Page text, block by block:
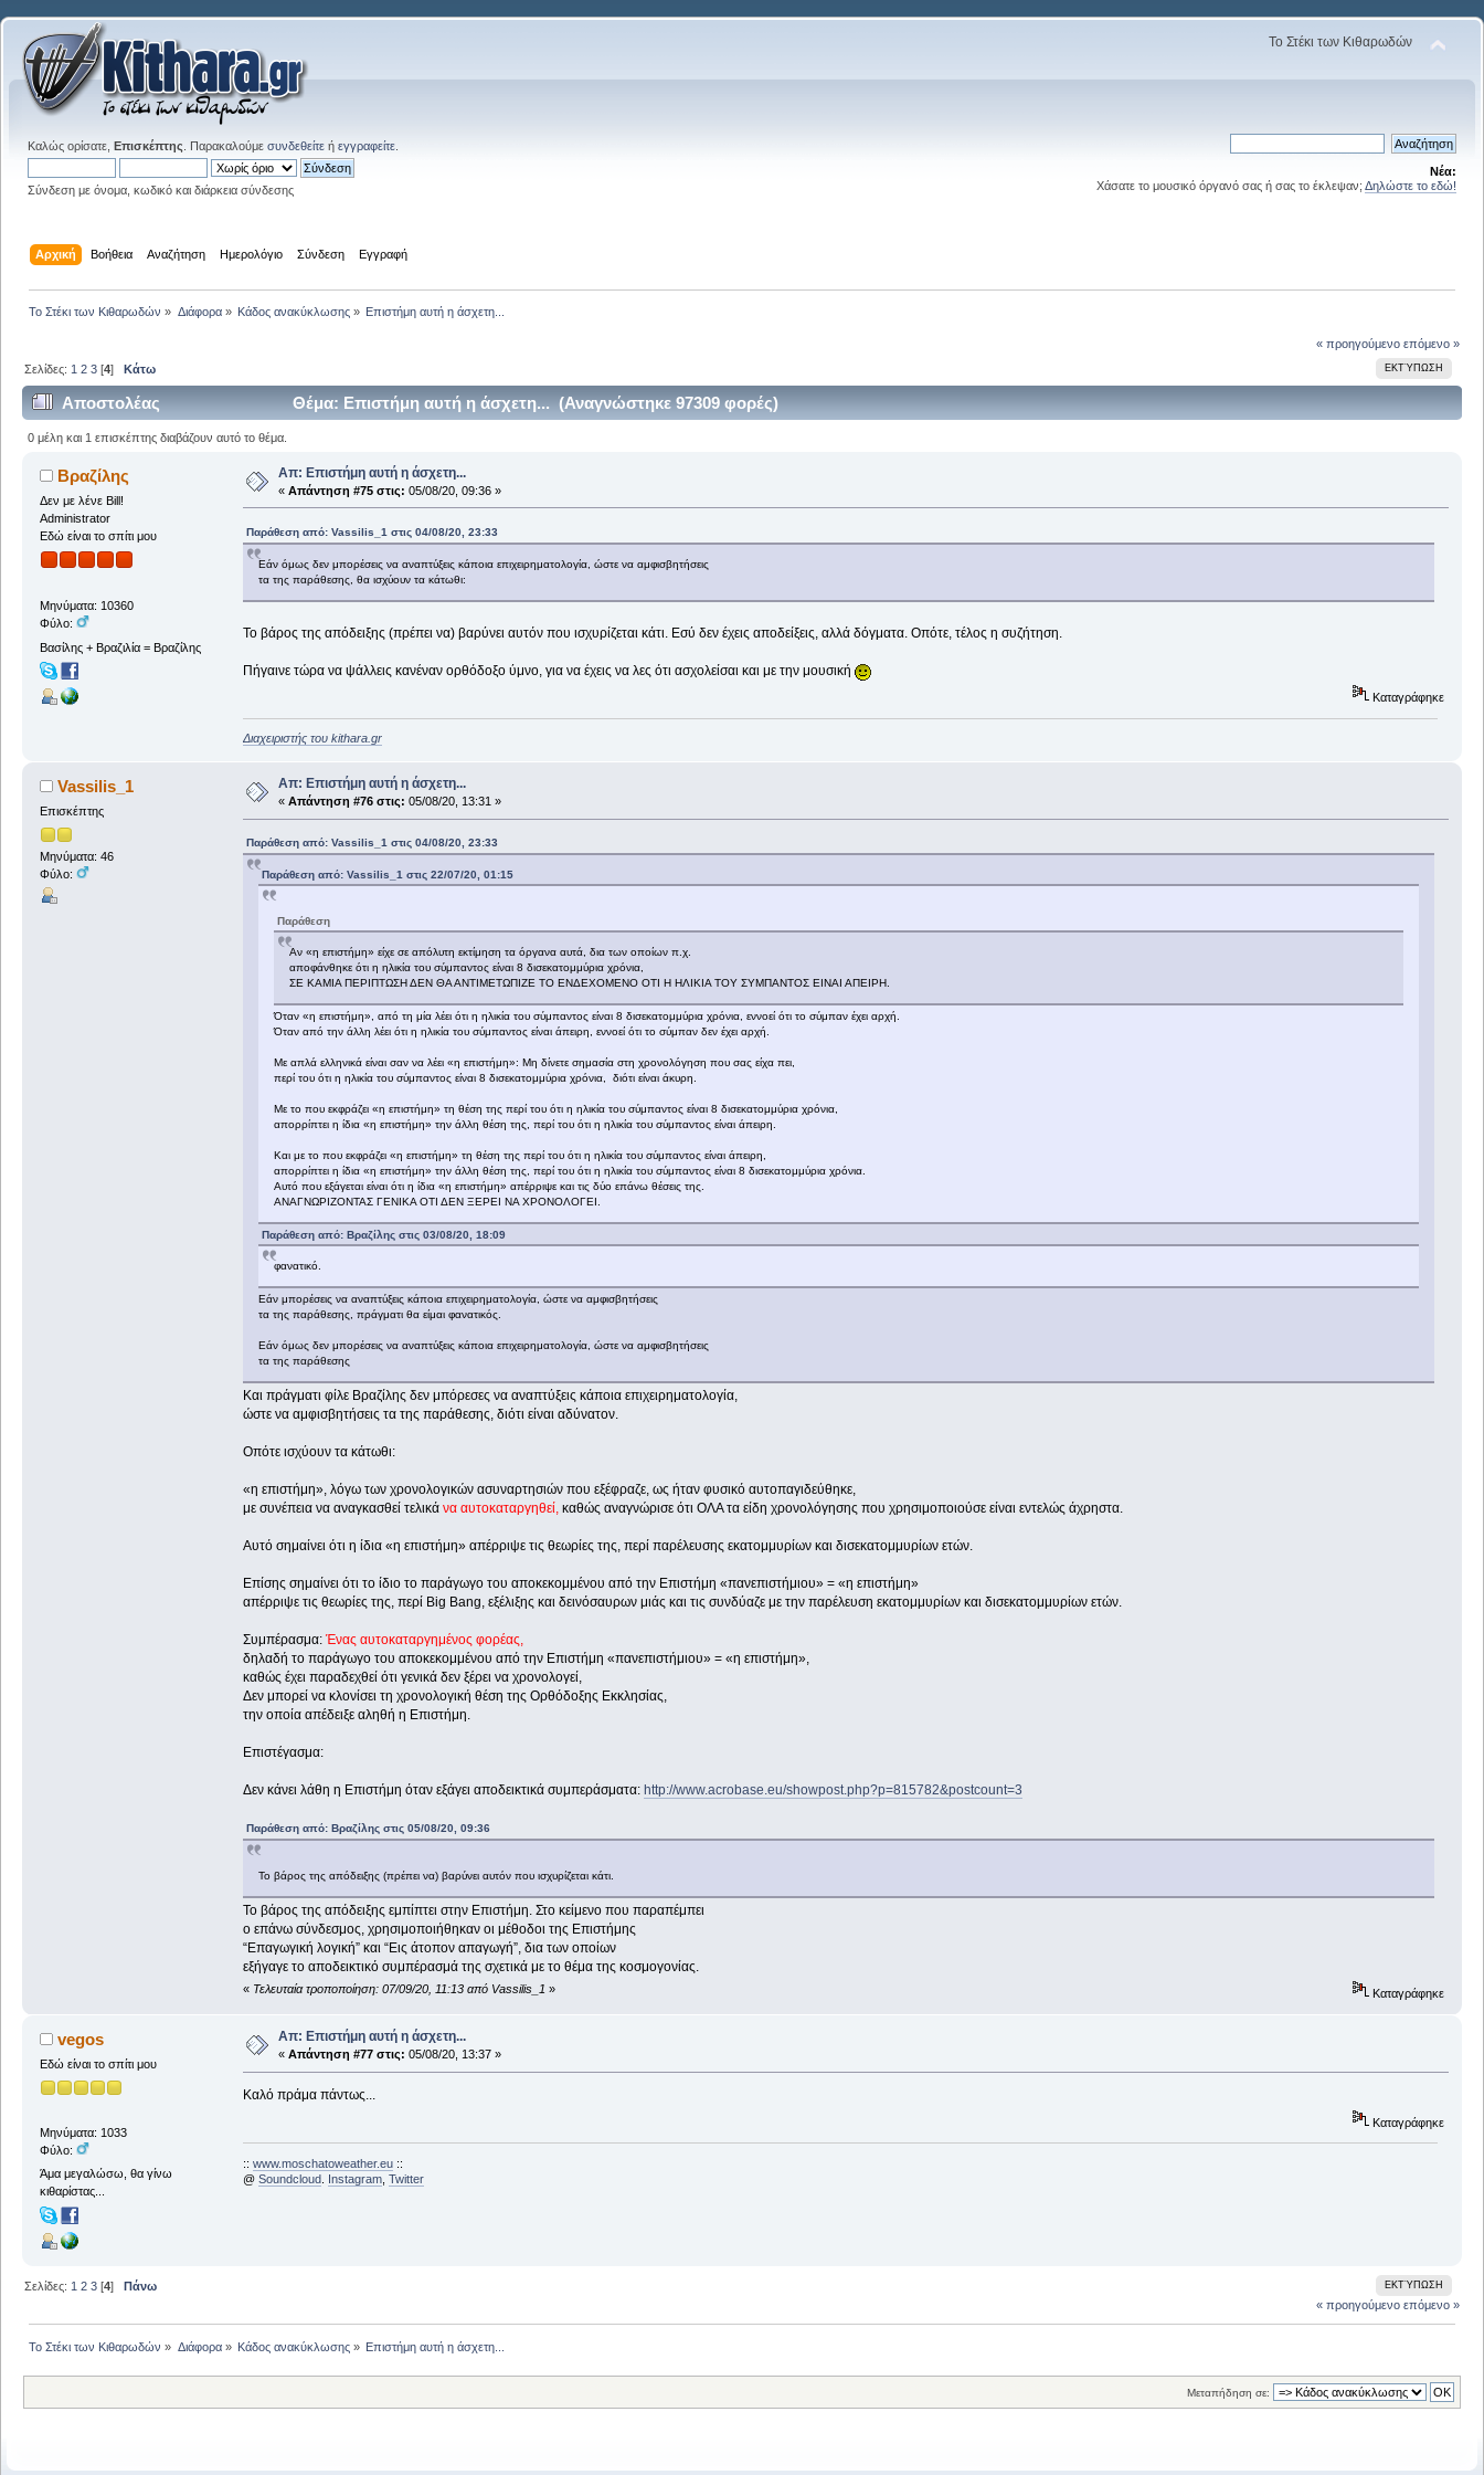
Το Στέκι των Κιθαρωδών
Καλώς ορίσατε, Επισκέπτης . Παρακαλούμε συνδεθείτε ή εγγραφείτε
Σύνδεση με όνομα, κωδικό και διάρκεια σύνδεσης
Νέα:
Χάσατε το μουσικό όργανό σας ή σας το έκλεψαν; Δηλώστε το εδώ!
Αρχική Βοήθεια Αναζήτηση Ημερολόγιο Σύνδεση Εγγραφή
Το Στέκι των Κιθαρωδών » Διάφορα» Κάδος ανακύκλωσης» Επιστήμη αυτή η άσχετη...
« προηγούμενο επόμενο »
ΕΚΤΎΠΩΣΗ
Σελίδες: 1 2 3 [4]Κάτω
Αποστολέας Θέμα: Επιστήμη αυτή η άσχετη... (Αναγνώστηκε 97309 φορές)
0 μέλη και 1 επισκέπτης διαβάζουν αυτό το θέμα.
Βραζίλης
Δεν με λένε Bill!
Administrator
Εδώ είναι το σπίτι μου
Μηνύματα: 10360
Φύλο:
Βασίλης + Βραζιλία = Βραζίλης
Απ: Επιστήμη αυτή η άσχετη...
« Απάντηση #75 στις: 05/08/20, 09:36 »
Παράθεση από: Vassilis_1 στις 04/08/20, 23:33
Εάν όμως δεν μπορέσεις να αναπτύξεις κάποια επιχειρηματολογία, ώστε να αμφισβητήσεις
τα της παράθεσης, θα ισχύουν τα κάτωθι:
Το βάρος της απόδειξης (πρέπει να) βαρύνει αυτόν που ισχυρίζεται κάτι. Εσύ δεν έχεις αποδείξεις, αλλά δόγματα. Οπότε, τέλος η συζήτηση.
Πήγαινε τώρα να ψάλλεις κανέναν ορθόδοξο ύμνο, για να έχεις να λες ότι ασχολείσαι και με την μουσική
Καταγράφηκε
Διαχειριστής του kithara.gr
Vassilis_1
Επισκέπτης
Μηνύματα: 46
Φύλο:
Απ: Επιστήμη αυτή η άσχετη...
« Απάντηση #76 στις: 05/08/20, 13:31 »
Παράθεση από: Vassilis_1 στις 04/08/20, 23:33
Παράθεση από: Vassilis_1 στις 22/07/20, 01:15
Παράθεση
Αν «η επιστήμη» είχε σε απόλυτη εκτίμηση τα όργανα αυτά, δια των οποίων π.χ.
αποφάνθηκε ότι η ηλικία του σύμπαντος είναι 8 δισεκατομμύρια χρόνια,
ΣΕ ΚΑΜΙΑ ΠΕΡΙΠΤΩΣΗ ΔΕΝ ΘΑ ΑΝΤΙΜΕΤΩΠΙΖΕ ΤΟ ΕΝΔΕΧΟΜΕΝΟ ΟΤΙ Η ΗΛΙΚΙΑ ΤΟΥ ΣΥΜΠΑΝΤΟΣ ΕΙΝΑΙ ΑΠΕΙΡΗ.
Όταν «η επιστήμη», από τη μία λέει ότι η ηλικία του σύμπαντος είναι 8 δισεκατομμύρια χρόνια, εννοεί ότι το σύμπαν έχει αρχή.
Όταν από την άλλη λέει ότι η ηλικία του σύμπαντος είναι άπειρη, εννοεί ότι το σύμπαν δεν έχει αρχή.
Με απλά ελληνικά είναι σαν να λέει «η επιστήμη»: Μη δίνετε σημασία στη χρονολόγηση που σας είχα πει,
περί του ότι η ηλικία του σύμπαντος είναι 8 δισεκατομμύρια χρόνια, διότι είναι άκυρη.
Με το που εκφράζει «η επιστήμη» τη θέση της περί του ότι η ηλικία του σύμπαντος είναι 8 δισεκατομμύρια χρόνια,
απορρίπτει η ίδια «η επιστήμη» την άλλη θέση της, περί του ότι η ηλικία του σύμπαντος είναι άπειρη.
Και με το που εκφράζει «η επιστήμη» τη θέση της περί του ότι η ηλικία του σύμπαντος είναι άπειρη,
απορρίπτει η ίδια «η επιστήμη» την άλλη θέση της, περί του ότι η ηλικία του σύμπαντος είναι 8 δισεκατομμύρια χρόνια.
Αυτό που εξάγεται είναι ότι η ίδια «η επιστήμη» απέρριψε και τις δύο επάνω θέσεις της.
ΑΝΑΓΝΩΡΙΖΟΝΤΑΣ ΓΕΝΙΚΑ ΟΤΙ ΔΕΝ ΞΕΡΕΙ ΝΑ ΧΡΟΝΟΛΟΓΕΙ.
Παράθεση από: Βραζίλης στις 03/08/20, 18:09
φανατικό.
Εάν μπορέσεις να αναπτύξεις κάποια επιχειρηματολογία, ώστε να αμφισβητήσεις
τα της παράθεσης, πράγματι θα είμαι φανατικός.
Εάν όμως δεν μπορέσεις να αναπτύξεις κάποια επιχειρηματολογία, ώστε να αμφισβητήσεις
τα της παράθεσης
Και πράγματι φίλε Βραζίλης δεν μπόρεσες να αναπτύξεις κάποια επιχειρηματολογία,
ώστε να αμφισβητήσεις τα της παράθεσης, διότι είναι αδύνατον.
Οπότε ισχύουν τα κάτωθι:
«η επιστήμη», λόγω των χρονολογικών ασυναρτησιών που εξέφραζε, ως ήταν φυσικό αυτοπαγιδεύθηκε,
με συνέπεια να αναγκασθεί τελικά να αυτοκαταργηθεί,καθώς αναγνώρισε ότι ΟΛΑ τα είδη χρονολόγησης που χρησιμοποιούσε είναι εντελώς άχρηστα.
Αυτό σημαίνει ότι η ίδια «η επιστήμη» απέρριψε τις θεωρίες της, περί παρέλευσης εκατομμυρίων και δισεκατομμυρίων ετών.
Επίσης σημαίνει ότι το ίδιο το παράγωγο του αποκεκομμένου από την Επιστήμη «πανεπιστήμιου» = «η επιστήμη»
απέρριψε τις θεωρίες της, περί Big Bang, εξέλιξης και δεινόσαυρων μιάς και τις συνδύαζε με την παρέλευση εκατομμυρίων και δισεκατομμυρίων ετών.
Συμπέρασμα: Ένας αυτοκαταργημένος φορέας,
δηλαδή το παράγωγο του αποκεκομμένου από την Επιστήμη «πανεπιστήμιου» = «η επιστήμη»,
καθώς έχει παραδεχθεί ότι γενικά δεν ξέρει να χρονολογεί,
Δεν μπορεί να κλονίσει τη χρονολογική θέση της Ορθόδοξης Εκκλησίας,
την οποία απέδειξε αληθή η Επιστήμη.
Επιστέγασμα:
Δεν κάνει λάθη η Επιστήμη όταν εξάγει αποδεικτικά συμπεράσματα: http://www.acrobase.eu/showpost.php?p=815782&postcount=3
Παράθεση από: Βραζίλης στις 05/08/20, 09:36
Το βάρος της απόδειξης (πρέπει να) βαρύνει αυτόν που ισχυρίζεται κάτι.
Το βάρος της απόδειξης εμπίπτει στην Επιστήμη. Στο κείμενο που παραπέμπει
ο επάνω σύνδεσμος, χρησιμοποιήθηκαν οι μέθοδοι της Επιστήμης
“Επαγωγική λογική” και “Εις άτοπον απαγωγή”, δια των οποίων
εξήγαγε το αποδεικτικό συμπέρασμά της σχετικά με το θέμα της κοσμογονίας.
« Τελευταία τροποποίηση: 07/09/20, 11:13 από Vassilis_1 » Καταγράφηκε
vegos
Εδώ είναι το σπίτι μου
Μηνύματα: 1033
Φύλο:
Άμα μεγαλώσω, θα γίνω
κιθαρίστας...
Απ: Επιστήμη αυτή η άσχετη...
« Απάντηση #77 στις: 05/08/20, 13:37 »
Καλό πράμα πάντως...
Καταγράφηκε
:: www.moschatoweather.eu::
@ Soundcloud. Instagram, Twitter
ΕΚΤΎΠΩΣΗ
Σελίδες: 1 2 3 [4]Πάνω
« προηγούμενο επόμενο »
Το Στέκι των Κιθαρωδών » Διάφορα» Κάδος ανακύκλωσης» Επιστήμη αυτή η άσχετη...
Μεταπήδηση σε: